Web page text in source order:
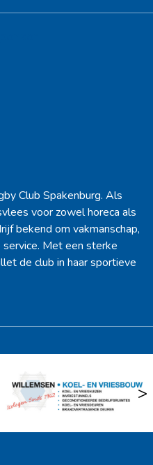
Club Spakenburg. Als
voor zowel horeca als
bekend om vakmanschap,
Met een sterke
de club in haar sportieve
>